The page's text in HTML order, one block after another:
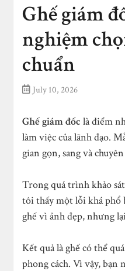
Ghế giám
nghiệm
chuẩn
July 10, 2026
Ghế giám đốc là điểm
làm việc của lãnh đạo.
gian gọn, sang và
Trong quá trình khảo
tôi thấy một lỗi khá
ghế vì ảnh đẹp, nhưng
Kết quả là ghế có thể
phong cách. Vì vậy, bạn